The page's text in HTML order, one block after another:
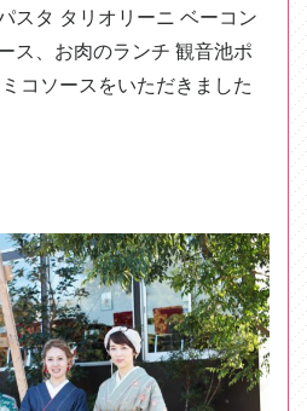
スタ タリオリーニ ベーコン
ス、お肉のランチ 観音池ポ
コソースをいただきました